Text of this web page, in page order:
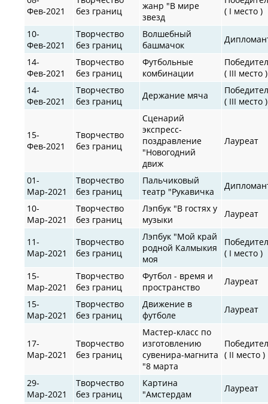
Фев-2021
без границ
жанр "В мире
звезд
( I место )
10-
Фев-2021
Творчество
без границ
Волшебный
башмачок
14-
Фев-2021
Творчество
без границ
Футбольные
комбинации
( III место )
14-
Фев-2021
Творчество
без границ
Держание мяча
( III место )
15-
Фев-2021
Творчество
без границ
Сценарий
экспресс-
поздравление
"Новогодний
движ
Лауреат
01-
Мар-2021
Творчество
без границ
Пальчиковый
театр "Рукавичка
10-
Мар-2021
Творчество
без границ
Лэпбук "В гостях у
музыки
Лауреат
11-
Мар-2021
Творчество
без границ
Лэпбук "Мой край
родной Калмыкия
моя
( I место )
15-
Мар-2021
Творчество
без границ
Футбол - время и
пространство
Лауреат
15-
Мар-2021
Творчество
без границ
Движение в
футболе
Лауреат
17-
Мар-2021
Творчество
без границ
Мастер-класс по
изготовлению
сувенира-магнита
"8 марта
( II место )
29-
Мар-2021
Творчество
без границ
Картина
"Амстердам
Лауреат